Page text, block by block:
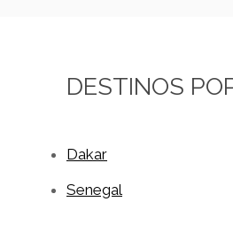
DESTINOS
Dakar
Senegal